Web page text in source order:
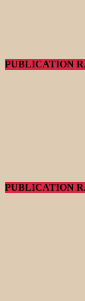
PUBLICATION
PUBLICATION